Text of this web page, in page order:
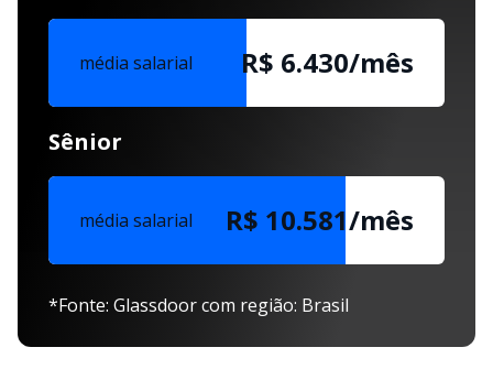
média salarial R$ 6.430/mês
Sênior
média salarial R$ 10.581/mês
*Fonte: Glassdoor com região: Brasil